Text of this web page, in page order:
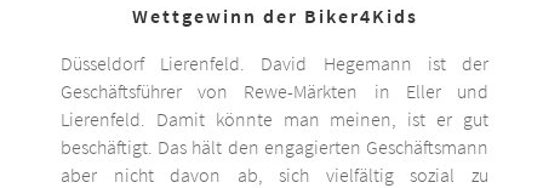
Wettgewinn der Biker4Kids
Düsseldorf Lierenfeld. David Hegemann ist der
Geschäftsführer von Rewe-Märkten in Eller und
Lierenfeld. Damit könnte man meinen, ist er gut
beschäftigt. Das hält den engagierten Geschäftsmann
aber nicht davon ab, sich vielfältig sozial zu